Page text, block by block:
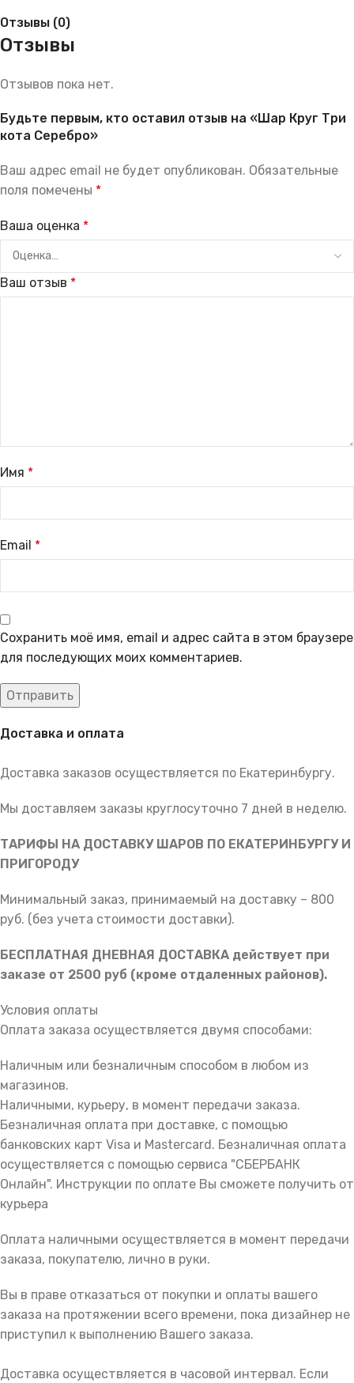
Отзывы (0)
Отзывы
Отзывов пока нет.
Будьте первым, кто оставил отзыв на «Шар Круг Три
кота Серебро»
Ваш адрес email не будет опубликован. Обязательные
поля помечены *
Ваша оценка *
Ваш отзыв *
Имя *
Email *
Сохранить моё имя, email и адрес сайта в этом браузере
для последующих моих комментариев.
Доставка и оплата
Доставка заказов осуществляется по Екатеринбургу.
Мы доставляем заказы круглосуточно 7 дней в неделю.
ТАРИФЫ НА ДОСТАВКУ ШАРОВ ПО ЕКАТЕРИНБУРГУ И
ПРИГОРОДУ
Минимальный заказ, принимаемый на доставку – 800
руб. (без учета стоимости доставки).
БЕСПЛАТНАЯ ДНЕВНАЯ ДОСТАВКА действует при
заказе от 2500 руб (кроме отдаленных районов).
Условия оплаты
Оплата заказа осуществляется двумя способами:
Наличным или безналичным способом в любом из
магазинов.
Наличными, курьеру, в момент передачи заказа.
Безналичная оплата при доставке, с помощью
банковских карт Visa и Mastercard. Безналичная оплата
осуществляется с помощью сервиса "СБЕРБАНК
Онлайн". Инструкции по оплате Вы сможете получить от
курьера
Оплата наличными осуществляется в момент передачи
заказа, покупателю, лично в руки.
Вы в праве отказаться от покупки и оплаты вашего
заказа на протяжении всего времени, пока дизайнер не
приступил к выполнению Вашего заказа.
Доставка осуществляется в часовой интервал. Если